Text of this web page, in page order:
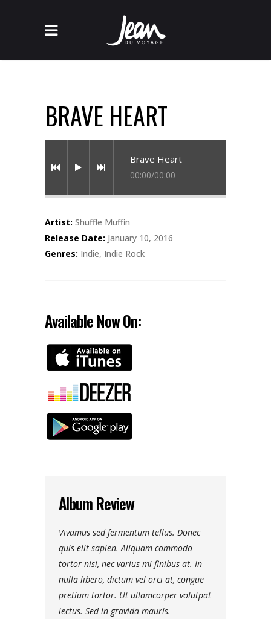
BRAVE HEART
Brave Heart
00:00/00:00
Artist: Shuffle Muffin
Release Date: January 10, 2016
Genres: Indie, Indie Rock
Available Now On:
Album Review
sed fermentum tellus. Donec
elit sapien. Aliquam commodo
nisi, nec varius mi finibus at. In
libero, dictum vel orci at, congue
tortor. Ut ullamcorper volutpat
Sed in gravida mauris.
Nam vehicula commodo
vel luctus dui. Maecenas
dignissim ante, et sollicitudin
rutrum viverra. Sed viverra leo
aliquam ultricies. Lorem
amet, consectetur.